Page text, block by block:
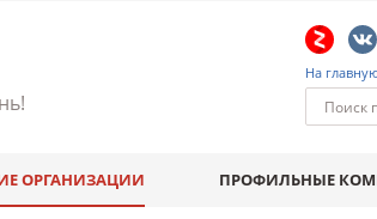
На
ОРГАНИЗАЦИИ ПРОФИЛЬНЫЕ